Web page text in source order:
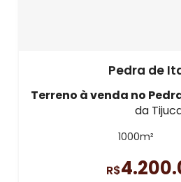
Pedra de
Terreno à venda no
da
1000m²
R$